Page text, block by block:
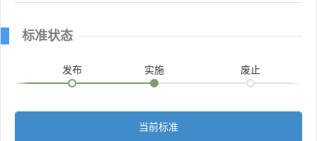
标准状态
发布 实施 废止
当前标准